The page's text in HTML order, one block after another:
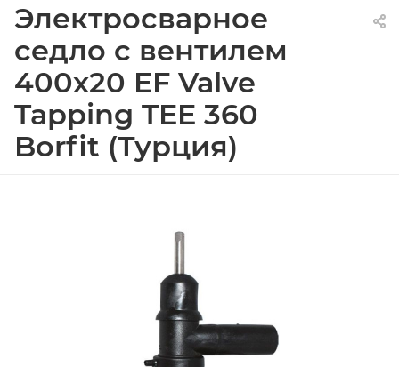
Электросварное
седло с вентилем
400х20 EF Valve
Tapping TEE 360
Borfit (Турция)